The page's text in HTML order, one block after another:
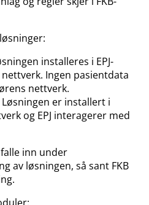
installeres i EPJ-
Ingen pasientdata
nettverk.
Løsningen er installert i
og EPJ interagerer med
falle inn under
av løsningen, så sant FKB